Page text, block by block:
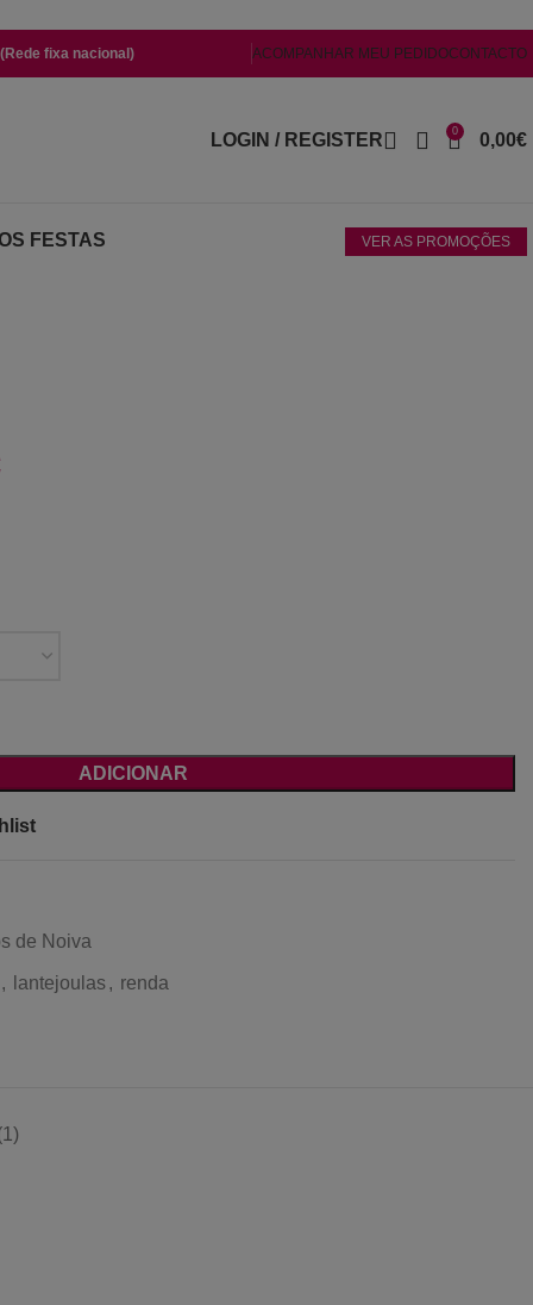
fixa nacional) ACOMPANHAR MEU PEDIDOCONTACTO
LOGIN / REGISTER 0 0,00€
FESTAS VER AS PROMOÇÕES
ADICIONAR
de Noiva
, lantejoulas, renda